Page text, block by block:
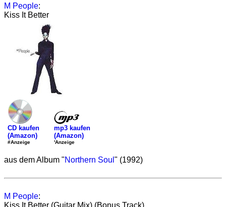
M People:
Kiss It Better
CD kaufen
(Amazon)
#Anzeige
mp3 kaufen
(Amazon)
'Anzeige
aus dem Album "Northern Soul " (1992)
M People:
Kiss It Better (Guitar Mix) (Bonus Track)